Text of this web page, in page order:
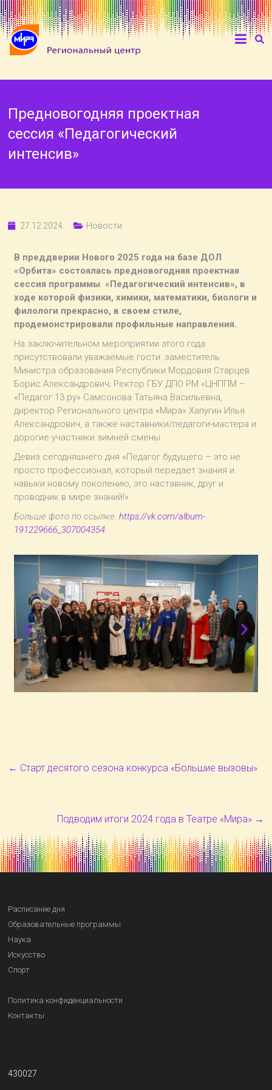
Предновогодняя проектная
сессия «Педагогический
интенсив»
27.12.2024 Новости
В преддверии Нового 2025 года на базе ДОЛ
«Орбита» состоялась предновогодняя проектная
сессия программы «Педагогический интенсив», в
ходе которой физики, химики, математики, биологи и
филологи прекрасно, в своем стиле,
продемонстрировали профильные направления.
На заключительном мероприятии этого года
присутствовали уважаемые гости: заместитель
Министра образования Республики Мордовия Старцев
Борис Александрович; Ректор ГБУ ДПО РМ «ЦНППМ –
«Педагог 13.ру» Самсонова Татьяна Васильевна,
директор Регионального центра «Мира» Хапугин Илья
Александрович, а также наставники/педагоги-мастера и
дорогие участники зимней смены.
Девиз сегодняшнего дня «Педагог будущего – это не
просто профессионал, который передает знания и
навыки новому поколению, это наставник, друг и
проводник в мире знаний!»
Больше фото по ссылке:https://vk.com/album-
191229666_307004354.
← Старт десятого сезона конкурса «Большие вызовы»
Подводим итоги 2024 года в Театре «Мира» →
Расписание дня
Образовательные программы
Наука
Искусство
Спорт
Политика конфиденциальности
Контакты
430027